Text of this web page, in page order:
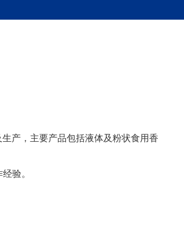
产，主要产品包括液体及粉状食用香
验。